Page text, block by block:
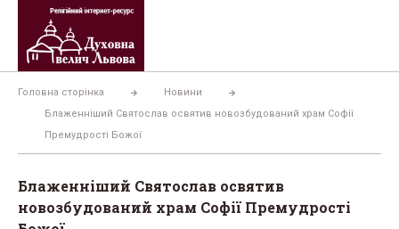
Перейти
вмісту
Головна сторінка
Новини
Блаженніший Святослав освятив новозбудований храм Софії
Премудрості Божої
Блаженніший Святослав освятив
новозбудований храм Софії Премудрості